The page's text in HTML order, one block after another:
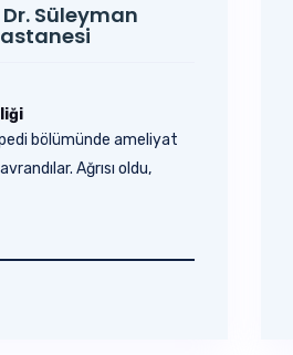
Süleyman
bölümünde ameliyat
Ağrısı oldu,